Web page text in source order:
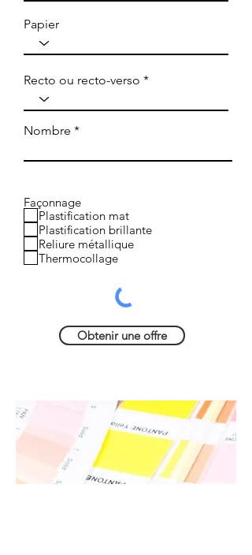
Papier
Recto ou recto-verso
Nombre
Façonnage
Plastification mat
Plastification brillante
Reliure métallique
Thermocollage
Obtenir une offre